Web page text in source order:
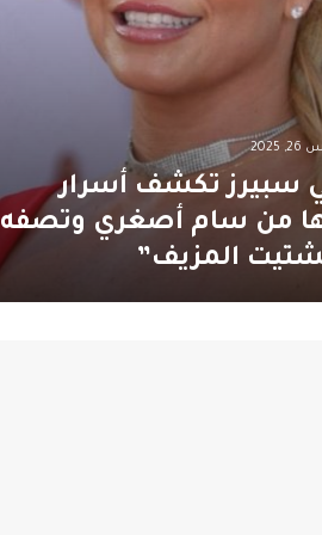
سبيرز تكشف أسرار
من سام أصغري وتصفه
المزيف”